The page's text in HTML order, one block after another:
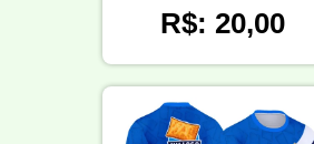
R$: 20,00